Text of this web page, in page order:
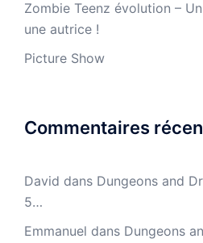
Zombie Teenz évolution –
une autrice !
Picture Show
Commentaires
David dans Dungeons and
5…
Emmanuel dans Dungeons